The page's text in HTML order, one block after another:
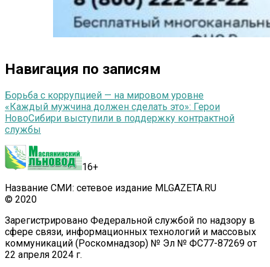
Навигация по записям
Борьба с коррупцией — на мировом уровне
«Каждый мужчина должен сделать это»: Герои
НовоСибири выступили в поддержку контрактной
службы
16+
Название СМИ: сетевое издание MLGAZETA.RU
© 2020
Зарегистрировано Федеральной службой по надзору в
сфере связи, информационных технологий и массовых
коммуникаций (Роскомнадзор) № Эл № ФС77-87269 от
22 апреля 2024 г.